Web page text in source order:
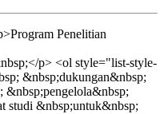
Penelitian
p> <ol style="list-style-
&nbsp;dukungan&nbsp;
studi &nbsp;untuk&nbsp;